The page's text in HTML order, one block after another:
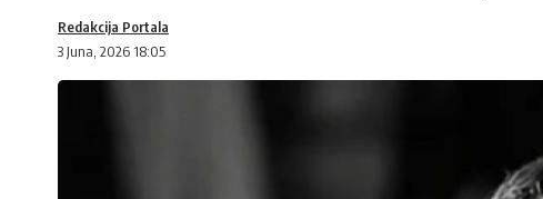
3 Juna, 2026 18:05
Redakcija Portala